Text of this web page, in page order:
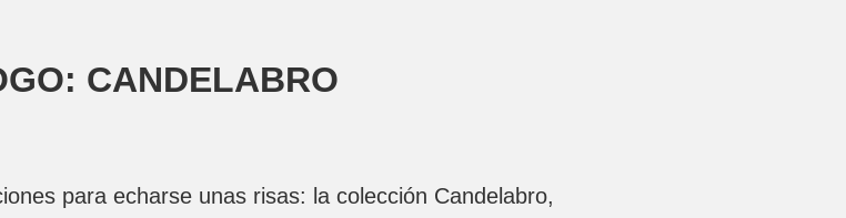
CANDELABRO
para echarse unas risas: la colección Candelabro,